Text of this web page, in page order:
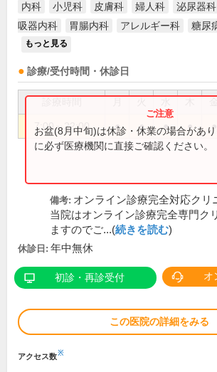
内科 小児科 皮膚科 婦人科 泌尿器科
吸器内科
胃腸内科 アレルギー科 糖尿
もっと見る
診療/受付時間・休診日
7:00～22:00 ● ● ● ● ●
お盆(8月中旬)は休診・休業の場合があ
に必ず医療機関に直接ご確認ください。
備考: オンライン診療完全対応クリ
当院はオンライン診療完全専門ク
ますのでご...(続きを読む)
休診日: 年中無休
初診・再診受付 オ
この医院の詳細をみる
アクセス数※